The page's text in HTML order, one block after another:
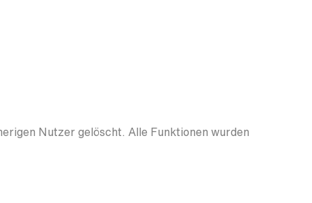
Nutzer gelöscht. Alle Funktionen wurden